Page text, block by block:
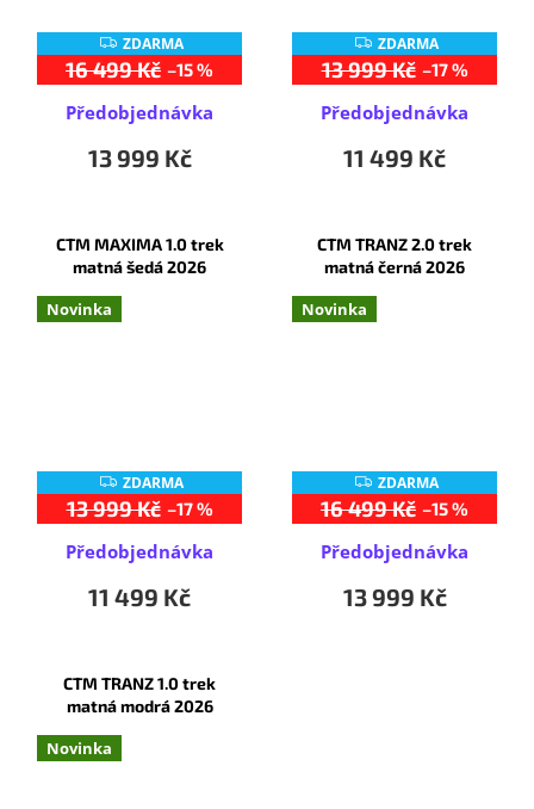
Z
D
A
M
ZDARMA
16 499 Kč –15 %
Předobjednávka
13 999 Kč
Z
D
A
M
ZDARMA
13 999 Kč –17 %
Předobjednávka
11 499 Kč
Novinka
Z
D
A
M
ZDARMA
13 999 Kč –17 %
CTM MAXIMA 1.0 trek
matná šedá 2026
Předobjednávka
11 499 Kč
Novinka
Z
D
A
M
ZDARMA
16 499 Kč –15 %
CTM TRANZ 2.0 trek
matná černá 2026
Předobjednávka
13 999 Kč
Novinka
CTM TRANZ 1.0 trek
matná modrá 2026